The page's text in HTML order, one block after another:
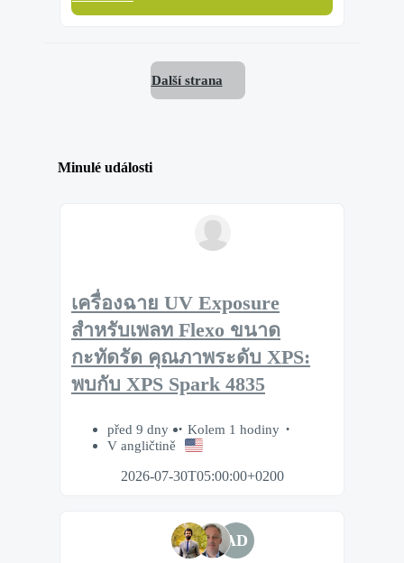
Další strana
Minulé události
เครื่องฉาย UV Exposure
สำหรับเพลท Flexo ขนาด
กะทัดรัด คุณภาพระดับ XPS:
พบกับ XPS Spark 4835
před 9 dny
Kolem 1 hodiny
V angličtině
2026-07-30T05:00:00+0200
AD